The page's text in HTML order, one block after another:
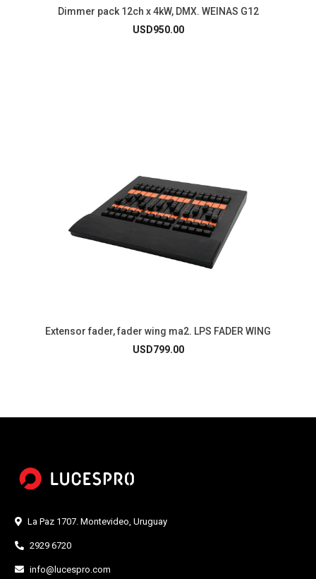
Dimmer pack 12ch x 4kW, DMX. WEINAS G12
USD950.00
Extensor fader, fader wing ma2. LPS FADER WING
USD799.00
La Paz 1707. Montevideo, Uruguay
2929 6720
info@lucespro.com